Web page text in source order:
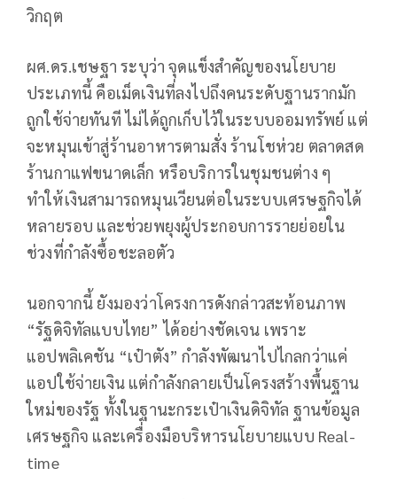
วิกฤต
ผศ.ดร.เชษฐา ระบุว่า จุดแข็งสำคัญของนโยบาย
ประเภทนี้ คือเม็ดเงินที่ลงไปถึงคนระดับฐานรากมัก
ถูกใช้จ่ายทันที ไม่ได้ถูกเก็บไว้ในระบบออมทรัพย์ แต่
จะหมุนเข้าสู่ร้านอาหารตามสั่ง ร้านโชห่วย ตลาดสด
ร้านกาแฟขนาดเล็ก หรือบริการในชุมชนต่าง ๆ
ทำให้เงินสามารถหมุนเวียนต่อในระบบเศรษฐกิจได้
หลายรอบ และช่วยพยุงผู้ประกอบการรายย่อยใน
ช่วงที่กำลังซื้อชะลอตัว
นอกจากนี้ ยังมองว่าโครงการดังกล่าวสะท้อนภาพ
“รัฐดิจิทัลแบบไทย” ได้อย่างชัดเจน เพราะ
แอปพลิเคชัน “เป๋าตัง” กำลังพัฒนาไปไกลกว่าแค่
แอปใช้จ่ายเงิน แต่กำลังกลายเป็นโครงสร้างพื้นฐาน
ใหม่ของรัฐ ทั้งในฐานะกระเป๋าเงินดิจิทัล ฐานข้อมูล
เศรษฐกิจ และเครื่องมือบริหารนโยบายแบบ Real-
time